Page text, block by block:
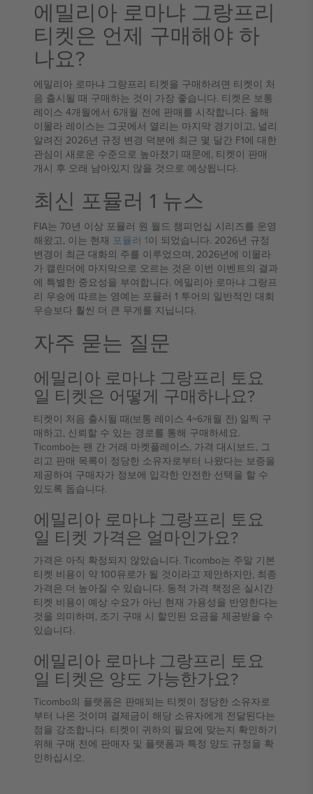
에밀리아 로마냐 그랑프리
티켓은 언제 구매해야 하
나요?
에밀리아 로마냐 그랑프리 티켓을 구매하려면 티켓이 처
음 출시될 때 구매하는 것이 가장 좋습니다. 티켓은 보통
레이스 4개월에서 6개월 전에 판매를 시작합니다. 올해
이몰라 레이스는 그곳에서 열리는 마지막 경기이고, 널리
알려진 2026년 규정 변경 덕분에 최근 몇 달간 F1에 대한
관심이 새로운 수준으로 높아졌기 때문에, 티켓이 판매
개시 후 오래 남아있지 않을 것으로 예상됩니다.
최신 포뮬러 1 뉴스
FIA는 70년 이상 포뮬러 원 월드 챔피언십 시리즈를 운영
해왔고, 이는 현재 포뮬러 1이 되었습니다. 2026년 규정
변경이 최근 대화의 주를 이루었으며, 2026년에 이몰라
가 캘린더에 마지막으로 오르는 것은 이번 이벤트의 결과
에 특별한 중요성을 부여합니다. 에밀리아 로마냐 그랑프
리 우승에 따르는 영예는 포뮬러 1 투어의 일반적인 대회
우승보다 훨씬 더 큰 무게를 지닙니다.
자주 묻는 질문
에밀리아 로마냐 그랑프리 토요
일 티켓은 어떻게 구매하나요?
티켓이 처음 출시될 때(보통 레이스 4~6개월 전) 일찍 구
매하고, 신뢰할 수 있는 경로를 통해 구매하세요.
Ticombo는 팬 간 거래 마켓플레이스, 가격 대시보드, 그
리고 판매 목록이 정당한 소유자로부터 나왔다는 보증을
제공하여 구매자가 정보에 입각한 안전한 선택을 할 수
있도록 돕습니다.
에밀리아 로마냐 그랑프리 토요
일 티켓 가격은 얼마인가요?
가격은 아직 확정되지 않았습니다. Ticombo는 주말 기본
티켓 비용이 약 100유로가 될 것이라고 제안하지만, 최종
가격은 더 높아질 수 있습니다. 동적 가격 책정은 실시간
티켓 비용이 예상 수요가 아닌 현재 가용성을 반영한다는
것을 의미하며, 조기 구매 시 할인된 요금을 제공받을 수
있습니다.
에밀리아 로마냐 그랑프리 토요
일 티켓은 양도 가능한가요?
Ticombo의 플랫폼은 판매되는 티켓이 정당한 소유자로
부터 나온 것이며 결제금이 해당 소유자에게 전달된다는
점을 강조합니다. 티켓이 귀하의 필요에 맞는지 확인하기
위해 구매 전에 판매자 및 플랫폼과 특정 양도 규정을 확
인하십시오.